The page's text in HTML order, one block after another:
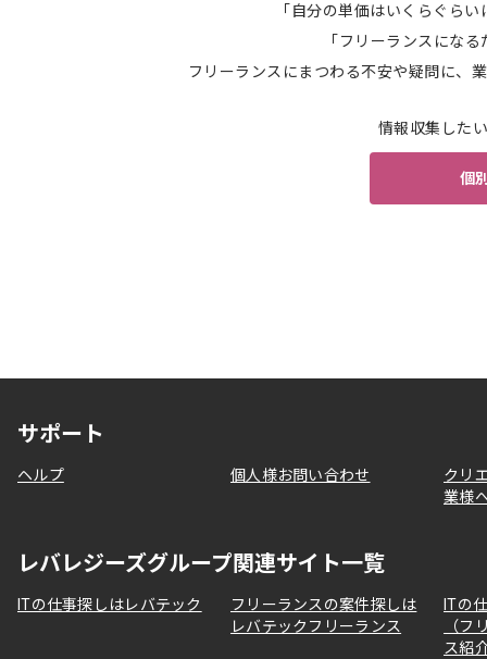
「自分の単価はいくらぐら
「フリーランスにな
フリーランスにまつわる不安や疑問に、
情報収集した
個
サポート
ヘルプ 個人様お問い合わせ
クリ
業様
レバレジーズグループ関連サイト一覧
ITの仕事探しはレバテック
フリーランスの案件探しは
レバテックフリーランス
ITの
（フ
ス紹